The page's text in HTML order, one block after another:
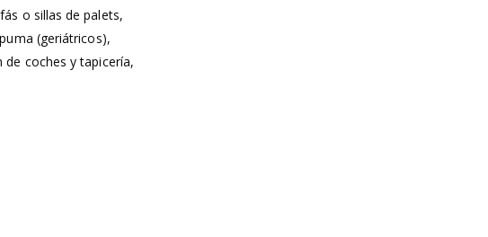
o sillas de palets,
(geriátricos),
coches y tapicería,